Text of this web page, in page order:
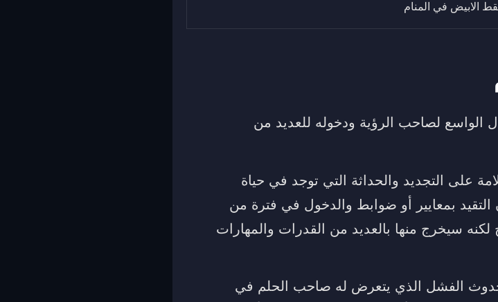
الابيض في المنام
الواسع لصاحب الرؤية ودخوله للعديد من
على التجديد والحداثة التي توجد في حياة
التقيد بمعايير أو ضوابط والدخول في فترة من
لكنه سيخرج منها بالعديد من القدرات والمهارات
الفشل الذي يتعرض له صاحب الحلم في